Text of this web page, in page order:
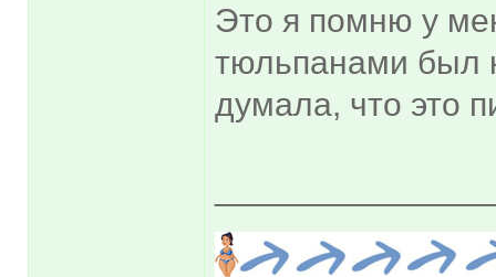
Это я помню у
тюльпанами был
думала, что это